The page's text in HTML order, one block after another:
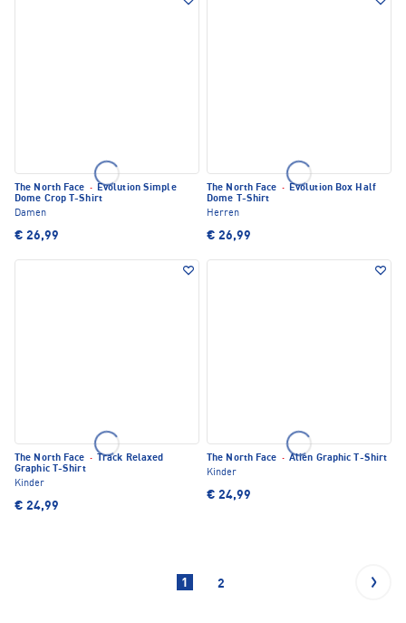
The North Face · Evolution Simple
Dome Crop T-Shirt
Damen
€ 26,99
The North Face · Evolution Box Half
Dome T-Shirt
Herren
€ 26,99
The North Face ·
Track Relaxed
Graphic T-Shirt
Kinder
€ 24,99
The North Face · Alien Graphic T-Shirt
Kinder
€ 24,99
1 2